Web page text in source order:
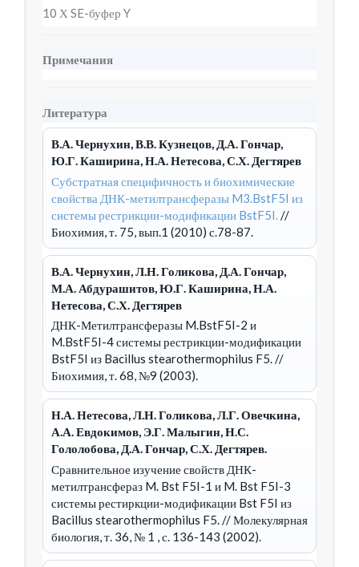
10 Х SE-буфер Y
Примечания
Литература
В.А. Чернухин, В.В. Кузнецов, Д.А. Гончар,
Ю.Г. Каширина, Н.А. Нетесова, С.Х. Дегтярев
Субстратная специфичность и биохимические
свойства ДНК-метилтрансферазы M3.BstF5I из
системы рестрикции-модификации BstF5I. //
Биохимия, т. 75, вып.1 (2010) с.78-87.
В.А. Чернухин, Л.Н. Голикова, Д.А. Гончар,
М.А. Абдурашитов, Ю.Г. Каширина, Н.А.
Нетесова, С.Х. Дегтярев
ДНК-Метилтрансферазы M.BstF5I-2 и
M.BstF5I-4 системы рестрикции-модификации
BstF5I из Bacillus stearothermophilus F5.//
Биохимия, т. 68, №9 (2003).
Н.А. Нетесова, Л.Н. Голикова, Л.Г. Овечкина,
А.А. Евдокимов, Э.Г. Малыгин, Н.С.
Гололобова, Д.А. Гончар, С.Х. Дегтярев.
Сравнительное изучение свойств ДНК-
метилтрансфераз M. Bst F5I-1 и M. Bst F5I-3
системы рестиркции-модификации Bst F5I из
Bacillus stearothermophilus F5. // Молекулярная
биология, т. 36, № 1 , с. 136-143 (2002).